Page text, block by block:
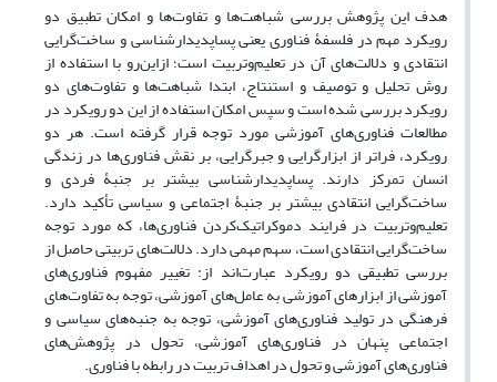
هدف این پژوهش بررسی شباهت‌ها و تفاوت‌ها و امکان تطبیق دو
رویکرد مهم در فلسفۀ فناوری یعنی پساپدیدارشناسی و ساخت‌گرایی
انتقادی و دلالت‌های آن در تعلیم‌وتربیت است؛ ازاین‌رو با استفاده از
روش تحلیل و توصیف و استنتاج، ابتدا شباهت‌ها و تفاوت‌های دو
رویکرد بررسی شده است و سپس امکان استفاده از این دو رویکرد در
مطالعات فناوری‌های آموزشی مورد توجه قرار گرفته است. هر دو
رویکرد، فراتر از ابزارگرایی و جبرگرایی، بر نقش فناوری‌ها در زندگی
انسان تمرکز دارند. پساپدیدارشناسی بیشتر بر جنبۀ فردی و
ساخت‌گرایی انتقادی بیشتر بر جنبۀ اجتماعی و سیاسی تأکید دارد.
تعلیم‌وتربیت در فرایند دموکراتیک‌کردن فناوری‌ها، که مورد توجه
ساخت‌گرایی انتقادی است، سهم مهمی دارد. دلالت‌های تربیتی حاصل از
بررسی تطبیقی دو رویکرد عبارت‌اند از: تغییر مفهوم فناوری‌های
آموزشی از ابزارهای آموزشی به عامل‌های آموزشی، توجه به تفاوت‌های
فرهنگی در تولید فناوری‌های آموزشی، توجه به جنبه‌های سیاسی و
اجتماعی پنهان در فناوری‌های آموزشی، تحول در پژوهش‌های
فناوری‌های آموزشی و تحول در اهداف تربیت در رابطه با فناوری.